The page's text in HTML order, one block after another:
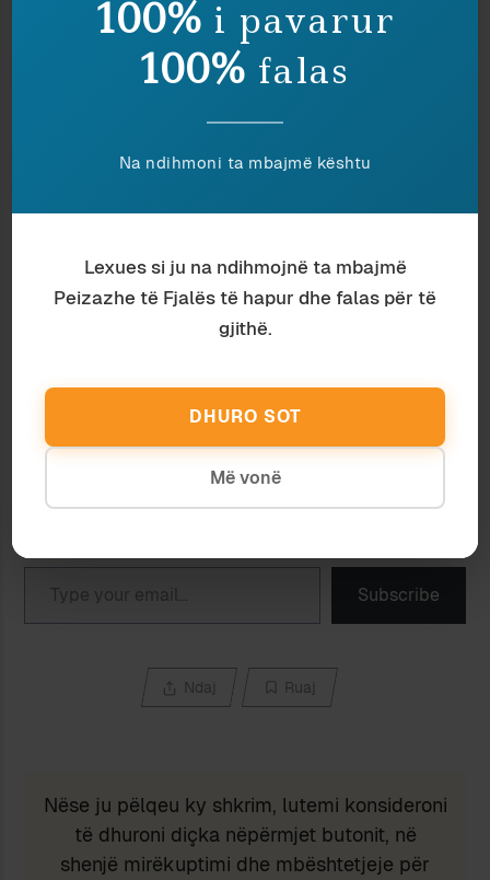
duket të kenë pasur mbështetjen e duhur nga
© 2021 Peizazhe të fjalës™. Të gjitha të drejtat
GJIMNAZISTËT NË MIT
21 February 2012
Marifete etruske
9 July 2007
In "Antikitet"
In "Gjuhësi"
Discover more from Peizazhe të fjalës
Type your email…
Subscribe
Ndaj Ruaj
Nëse ju pëlqeu ky shkrim, lutemi konsideroni
të dhuroni diçka nëpërmjet butonit, në
shenjë mirëkuptimi dhe mbështetjeje për
100% i pavarur
100% falas
Na ndihmoni ta mbajmë kështu
Lexues si ju na ndihmojnë ta mbajmë
Peizazhe të Fjalës të hapur dhe falas për të
gjithë.
DHURO SOT
Më vonë